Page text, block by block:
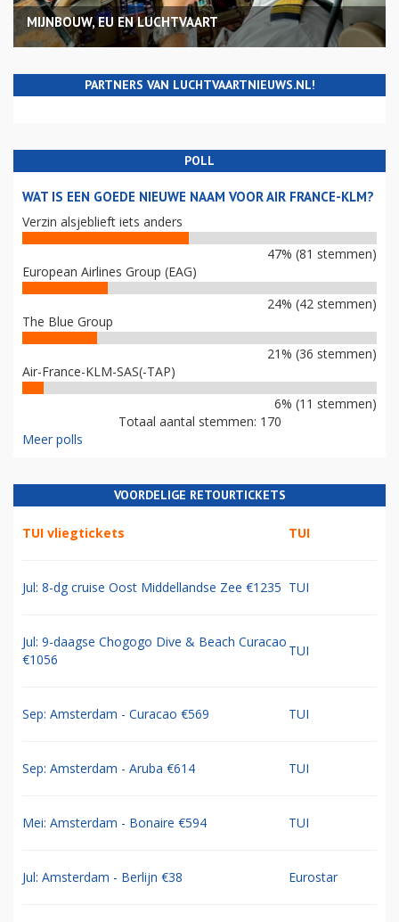
MIJNBOUW, EU EN LUCHTVAART
PARTNERS VAN LUCHTVAARTNIEUWS.NL!
POLL
WAT IS EEN GOEDE NIEUWE NAAM VOOR AIR FRANCE-KLM?
Verzin alsjeblieft iets anders
47% (81 stemmen)
European Airlines Group (EAG)
24% (42 stemmen)
The Blue Group
21% (36 stemmen)
Air-France-KLM-SAS(-TAP)
6% (11 stemmen)
Totaal aantal stemmen: 170
Meer polls
VOORDELIGE RETOURTICKETS
TUI vliegtickets TUI
Jul: 8-dg cruise Oost Middellandse Zee €1235 TUI
Jul: 9-daagse Chogogo Dive & Beach Curacao
€1056
TUI
Sep: Amsterdam - Curacao €569 TUI
Sep: Amsterdam - Aruba €614 TUI
Mei: Amsterdam - Bonaire €594 TUI
Jul: Amsterdam - Berlijn €38 Eurostar